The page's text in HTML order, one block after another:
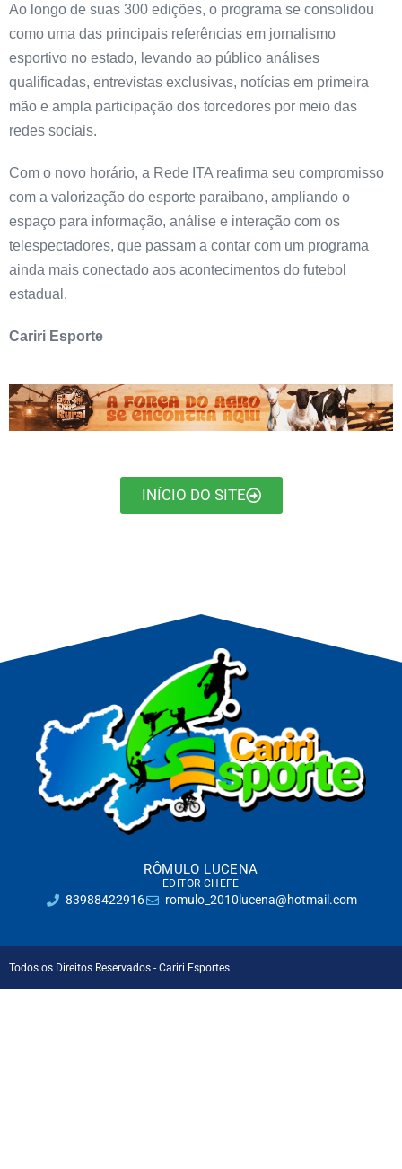
Ao longo de suas 300 edições, o programa se consolidou
como uma das principais referências em jornalismo
esportivo no estado, levando ao público análises
qualificadas, entrevistas exclusivas, notícias em primeira
mão e ampla participação dos torcedores por meio das
redes sociais.
Com o novo horário, a Rede ITA reafirma seu compromisso
com a valorização do esporte paraibano, ampliando o
espaço para informação, análise e interação com os
telespectadores, que passam a contar com um programa
ainda mais conectado aos acontecimentos do futebol
estadual.
Cariri Esporte
INÍCIO DO SITE
RÔMULO LUCENA
EDITOR CHEFE
83988422916 romulo_2010lucena@hotmail.com
Todos os Direitos Reservados - Cariri Esportes